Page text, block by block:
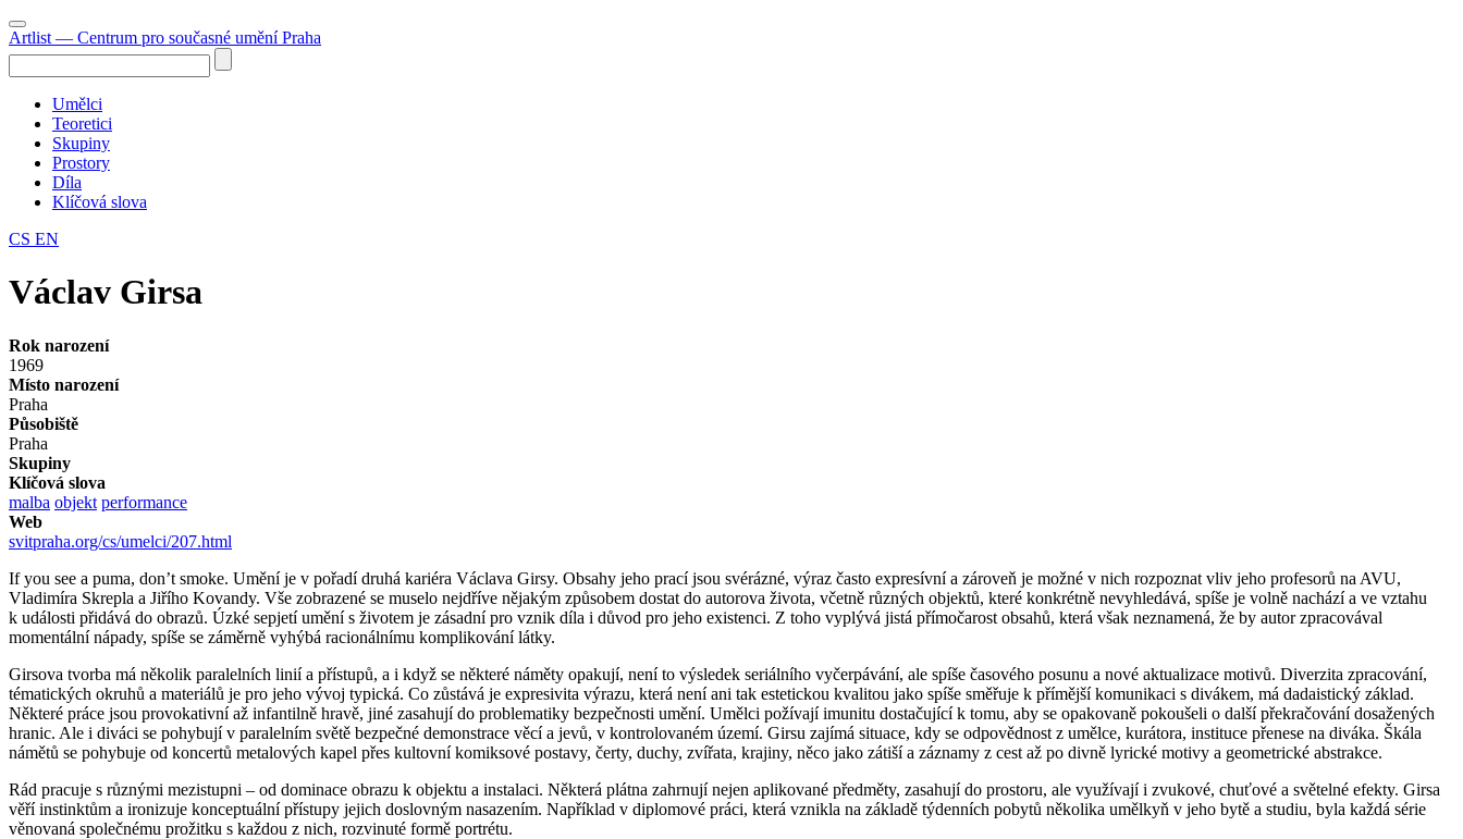
Artlist — Centrum pro současné umění Praha
Umělci
Teoretici
Skupiny
Prostory
Díla
Klíčová slova
CS EN
Václav Girsa
Rok narození
1969
Místo narození
Praha
Působiště
Praha
Skupiny
Klíčová slova
malba objekt performance
Web
svitpraha.org/cs/umelci/207.html
If you see a puma, don’t smoke. Umění je v pořadí druhá kariéra Václava Girsy. Obsahy jeho prací jsou svérázné, výraz často expresívní a zároveň je možné v nich rozpoznat vliv jeho profesorů na AVU,
Vladimíra Skrepla a Jiřího Kovandy. Vše zobrazené se muselo nejdříve nějakým způsobem dostat do autorova života, včetně různých objektů, které konkrétně nevyhledává, spíše je volně nachází a ve vztahu
k události přidává do obrazů. Úzké sepjetí umění s životem je zásadní pro vznik díla i důvod pro jeho existenci. Z toho vyplývá jistá přímočarost obsahů, která však neznamená, že by autor zpracovával
momentální nápady, spíše se záměrně vyhýbá racionálnímu komplikování látky.
Girsova tvorba má několik paralelních linií a přístupů, a i když se některé náměty opakují, není to výsledek seriálního vyčerpávání, ale spíše časového posunu a nové aktualizace motivů. Diverzita zpracování,
tématických okruhů a materiálů je pro jeho vývoj typická. Co zůstává je expresivita výrazu, která není ani tak estetickou kvalitou jako spíše směřuje k přímější komunikaci s divákem, má dadaistický základ.
Některé práce jsou provokativní až infantilně hravě, jiné zasahují do problematiky bezpečnosti umění. Umělci požívají imunitu dostačující k tomu, aby se opakovaně pokoušeli o další překračování dosažených
hranic. Ale i diváci se pohybují v paralelním světě bezpečné demonstrace věcí a jevů, v kontrolovaném území. Girsu zajímá situace, kdy se odpovědnost z umělce, kurátora, instituce přenese na diváka. Škála
námětů se pohybuje od koncertů metalových kapel přes kultovní komiksové postavy, čerty, duchy, zvířata, krajiny, něco jako zátiší a záznamy z cest až po divně lyrické motivy a geometrické abstrakce.
Rád pracuje s různými mezistupni – od dominace obrazu k objektu a instalaci. Některá plátna zahrnují nejen aplikované předměty, zasahují do prostoru, ale využívají i zvukové, chuťové a světelné efekty. Girsa
věří instinktům a ironizuje konceptuální přístupy jejich doslovným nasazením. Například v diplomové práci, která vznikla na základě týdenních pobytů několika umělkyň v jeho bytě a studiu, byla každá série
věnovaná společnému prožitku s každou z nich, rozvinuté formě portrétu.